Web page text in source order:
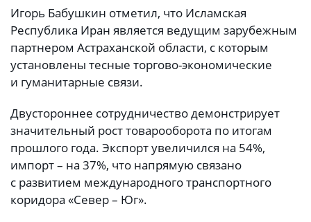
Игорь Бабушкин отметил, что Исламская
Республика Иран является ведущим зарубежным
партнером Астраханской области, с которым
установлены тесные торгово-экономические
и гуманитарные связи.
Двустороннее сотрудничество демонстрирует
значительный рост товарооборота по итогам
прошлого года. Экспорт увеличился на 54%,
импорт – на 37%, что напрямую связано
с развитием международного транспортного
коридора «Север – Юг».